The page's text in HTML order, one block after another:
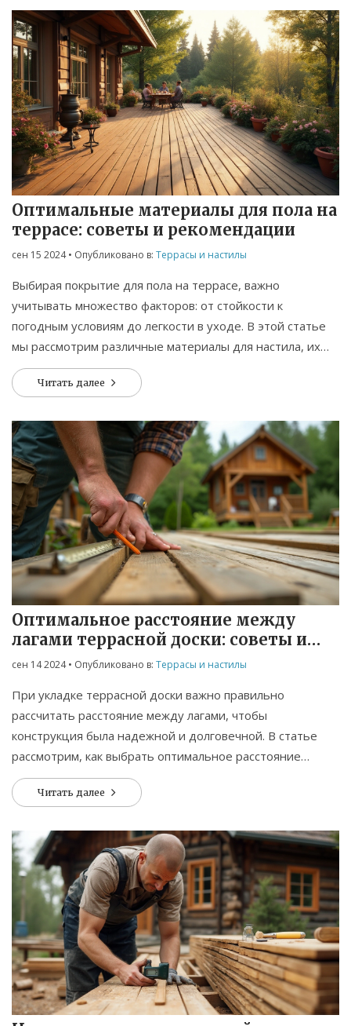
Оптимальные материалы для пола на
террасе: советы и рекомендации
сен 15 2024• Опубликовано в: Террасы и настилы
Выбирая покрытие для пола на террасе, важно
учитывать множество факторов: от стойкости к
погодным условиям до легкости в уходе. В этой статье
мы рассмотрим различные материалы для настила, их
преимущества и недостатки, а также дадим полезные
советы по выбору и укладке. Уделим внимание
вам создать комфортное и долговечное пространство на
террасе.
Читать далее
Оптимальное расстояние между
лагами террасной доски: советы и
рекомендации
сен 14 2024• Опубликовано в: Террасы и настилы
При укладке террасной доски важно правильно
рассчитать расстояние между лагами, чтобы
конструкция была надежной и долговечной. В статье
рассмотрим, как выбрать оптимальное расстояние
между лагами, какие материалы лучше использовать, а
также расскажем о полезных советах и нюансах
Читать далее